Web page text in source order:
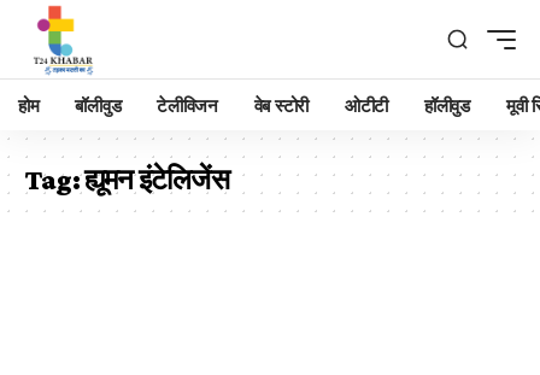
होम बॉलीवुड टेलीविजन वेब स्टोरी ओटीटी हॉलीवुड मूवी
Tag:ह्यूमन इंटेलिजेंस